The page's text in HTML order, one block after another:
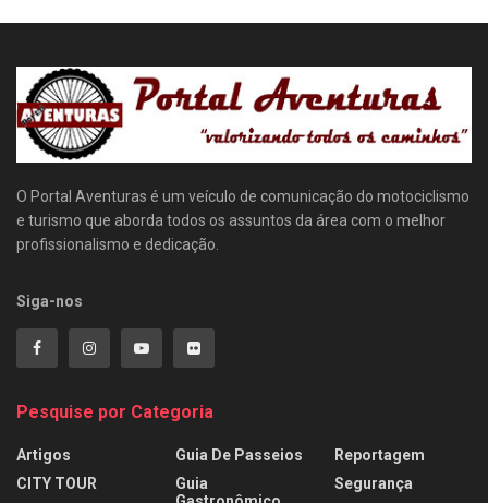
O Portal Aventuras é um veículo de comunicação do motociclismo
e turismo que aborda todos os assuntos da área com o melhor
profissionalismo e dedicação.
Siga-nos
Pesquise por Categoria
Artigos
CITY TOUR
Guia De Passeios
Guia
Reportagem
Segurança